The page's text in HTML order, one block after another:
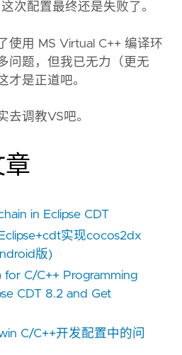
次配置最终还是失败了。
使用 MS Virtual C++ 编译环
问题，但我已无力（更无
才是正道吧。
去调教VS吧。
章
in Eclipse CDT
实现cocos2dx
版)
for C/C++ Programming
CDT 8.2 and Get
C/C++开发配置中的问